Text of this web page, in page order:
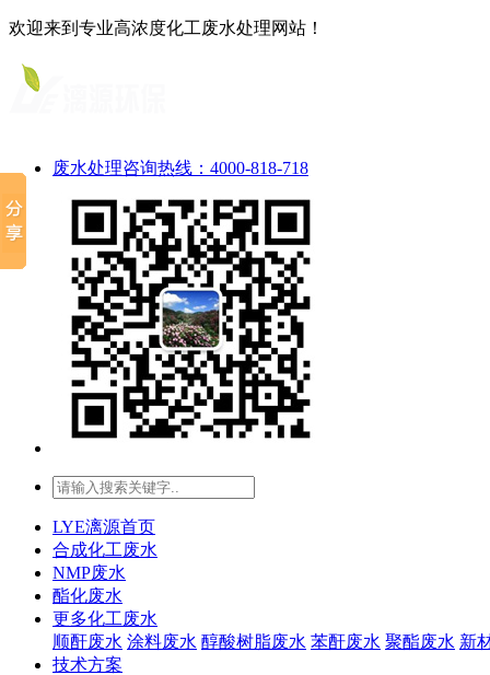
欢迎来到专业高浓度化工废水处理网站！
废水处理咨询热线：4000-818-718
LYE漓源首页
合成化工废水
NMP废水
酯化废水
更多化工废水
顺酐废水 涂料废水 醇酸树脂废水 苯酐废水 聚酯废水 新
技术方案